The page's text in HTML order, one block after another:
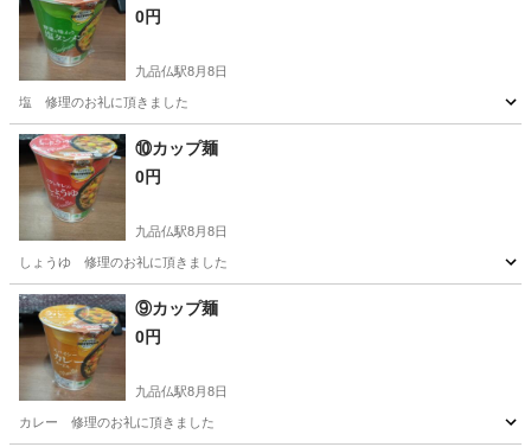
0円
九品仏駅8月8日
塩 修理のお礼に頂きました
東京 世田谷区 九品仏駅
⑩カップ麺
0円
九品仏駅8月8日
しょうゆ 修理のお礼に頂きました
東京 世田谷区 九品仏駅
⑨カップ麺
0円
九品仏駅8月8日
カレー 修理のお礼に頂きました